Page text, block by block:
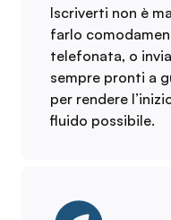
Iscriverti non è
farlo
telefonata, o
sempre pronti a
per rendere
fluido possibile.